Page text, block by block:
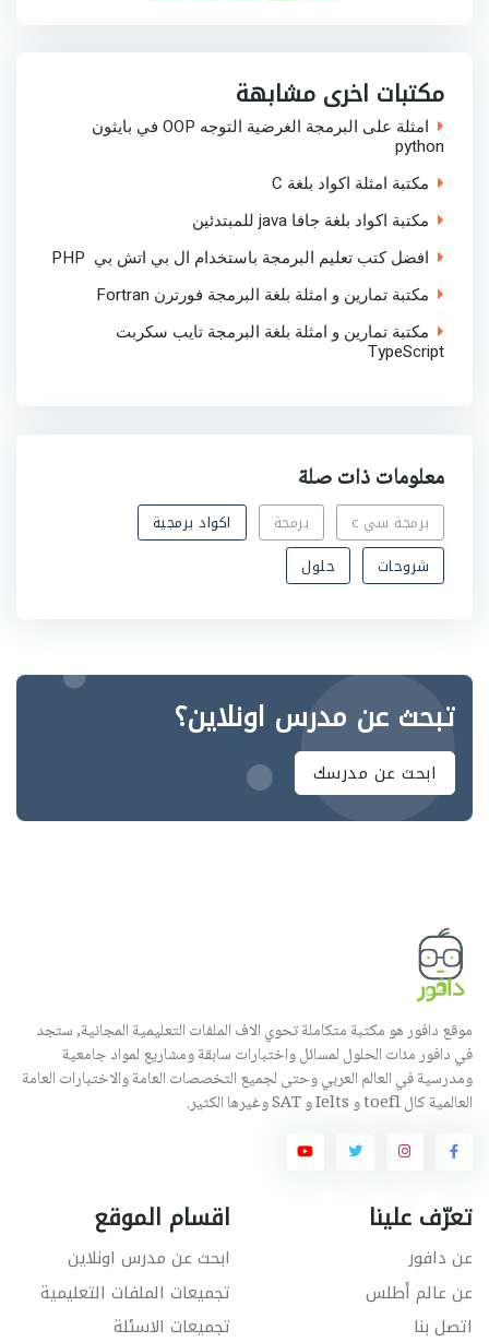
a c i a
p
p
n
n
مكتبات اخرى مشابهة
امثلة على البرمجة الغرضية التوجه OOP في بايثون
python
مكتبة امثلة اكواد بلغة C
مكتبة اكواد بلغة جافا java للمبتدئين
افضل كتب تعليم البرمجة باستخدام ال بي اتش بي PHP
مكتبة تمارين و امثلة بلغة البرمجة فورترن Fortran
مكتبة تمارين و امثلة بلغة البرمجة تايب سكربت
TypeScript
معلومات ذات صلة
برمجة سي c برمجة
اكواد برمجية
شروحات
حلول
تبحث عن مدرس اونلاين؟
ابحث عن مدرسك
موقع دافور هو مكتبة متكاملة تحوي الاف الملفات التعليمية المجانية, ستجد
في دافور مئات الحلول لمسائل واختبارات سابقة ومشاريع لمواد جامعية
ومدرسية في العالم العربي وحتى لجميع التخصصات العامة والاختبارات العامة
العالمية كال toefl و Ielts و SAT وغيرها الكثير.
تعرّف علينا
عن دافور
عن عالم أطلس
اتصل بنا
اقسام الموقع
ابحث عن مدرس اونلاين
تجميعات الملفات التعليمية
تجميعات الاسئلة